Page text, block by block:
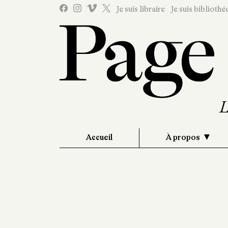
Je suis libraire Je suis
Accueil À propos